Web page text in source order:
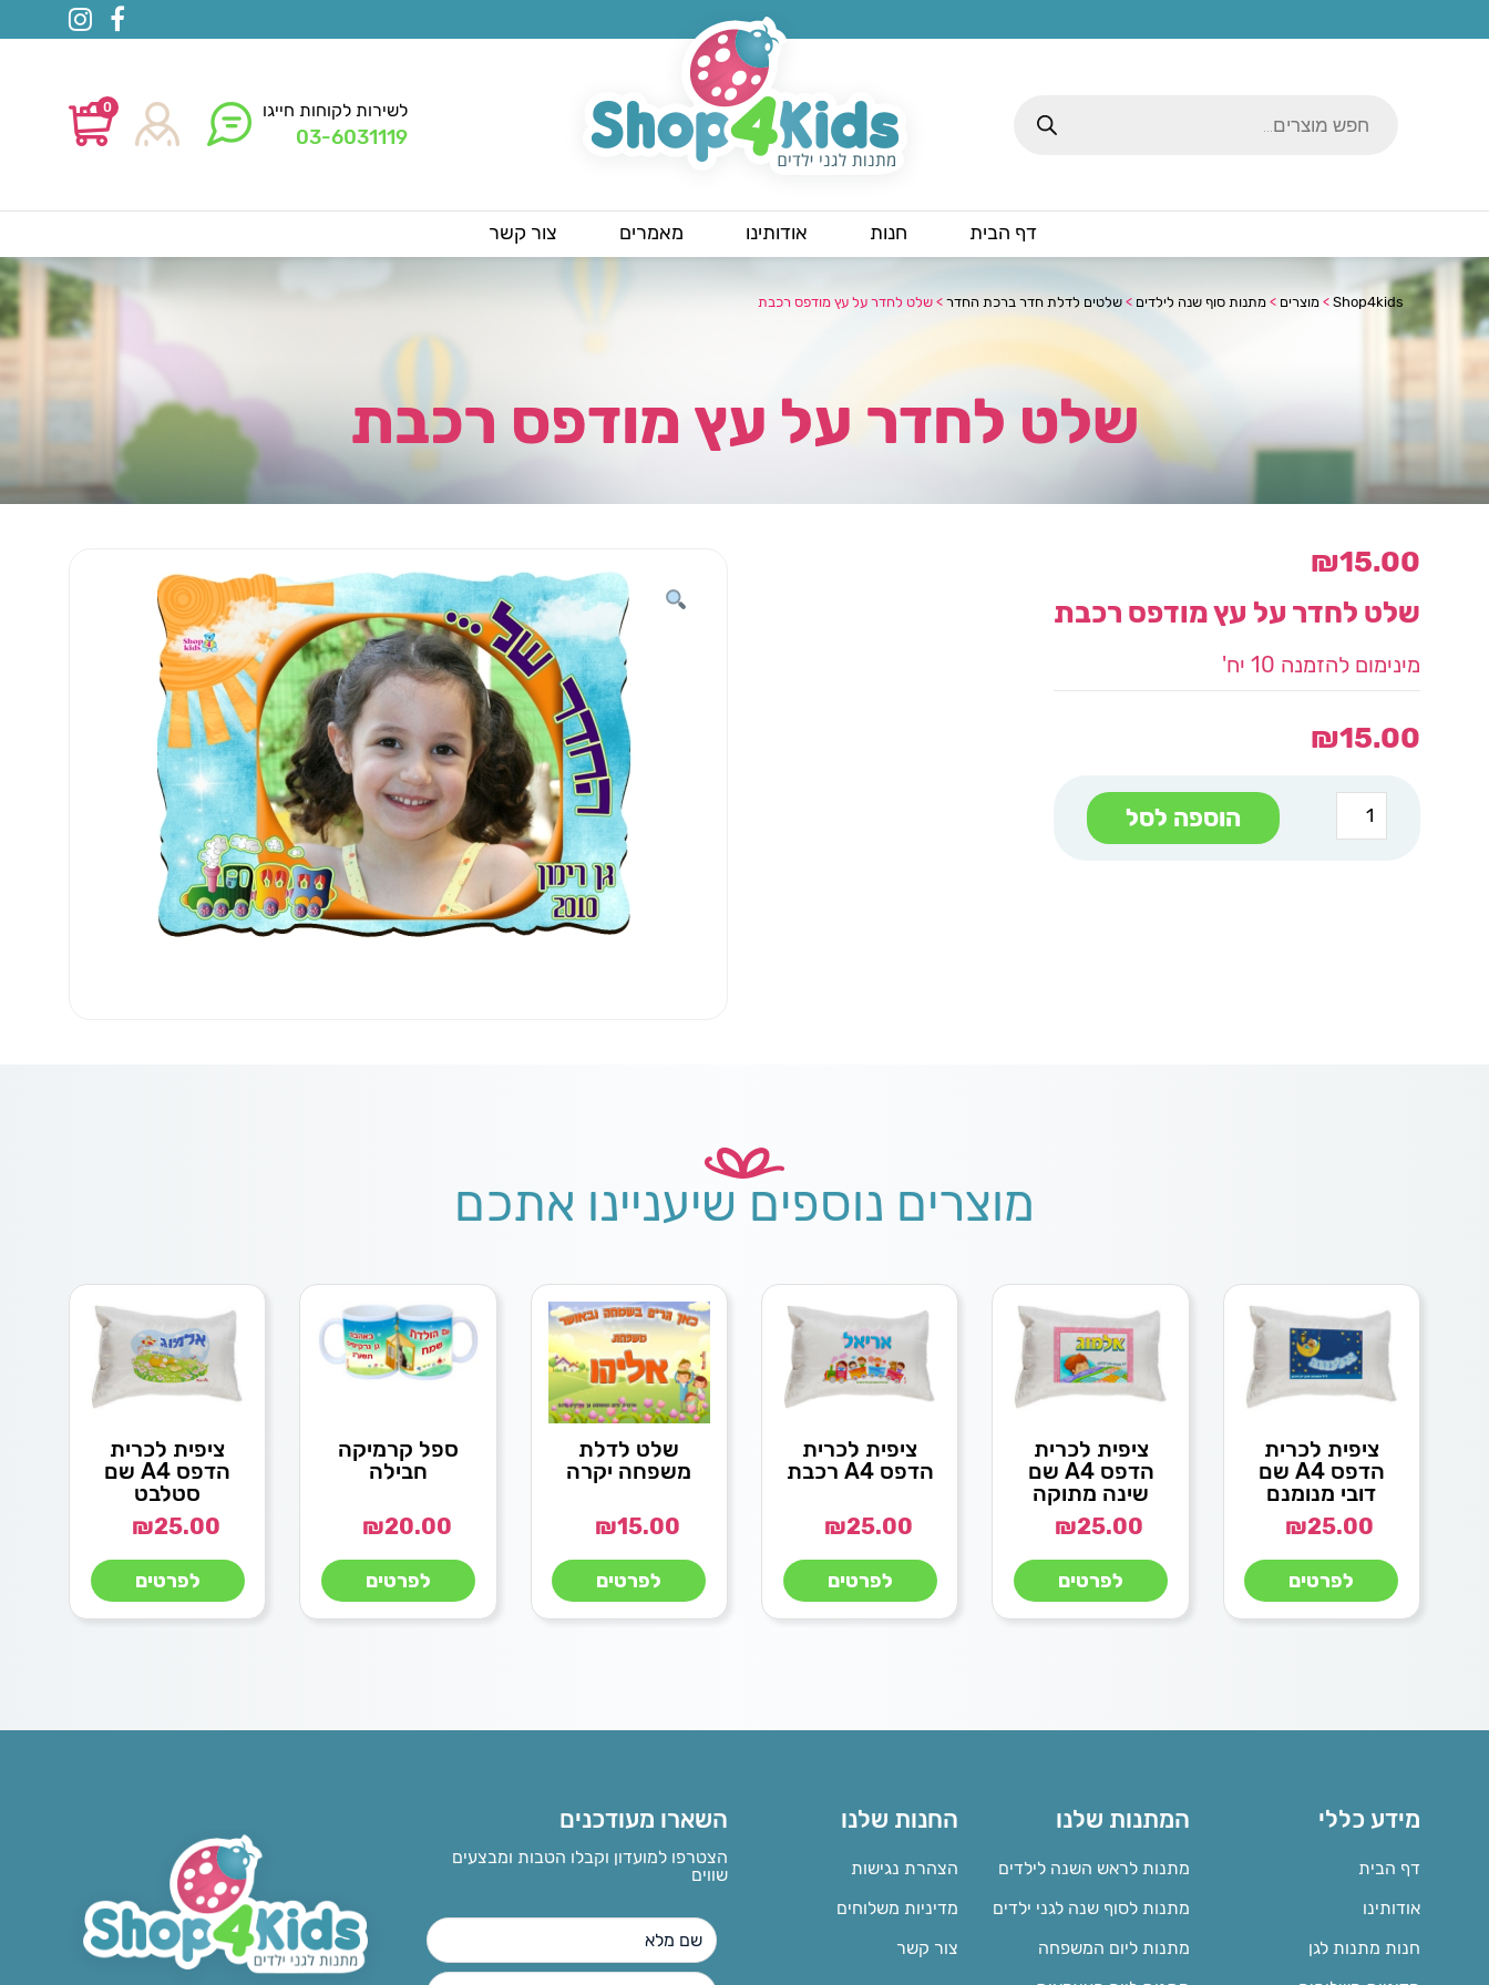
search
לשירות לקוחות חייגו
03-6031119
0
דף הבית חנות אודותינו מאמרים צור קשר
Shop4kids
> מוצרים > מתנות סוף שנה לילדים > שלטים לדלת חדר ברכת החדר > שלט לחדר על עץ מודפס רכבת
שלט לחדר על עץ מודפס רכבת
₪15.00
שלט לחדר על עץ מודפס רכבת
מינימום להזמנה 10 יח'
₪15.00
כמות
של
שלט
הוספה לסל
מוצרים נוספים שיעניינו אתכם
ציפית לכרית
הדפס A4 שם
דובי מנומנם
₪25.00
לפרטים
ציפית לכרית
הדפס A4 שם
שינה מתוקה
₪25.00
לפרטים
ציפית לכרית
הדפס A4 רכבת
₪25.00
לפרטים
שלט לדלת
משפחה יקרה
₪15.00
לפרטים
ספל קרמיקה
חבילה
₪20.00
לפרטים
ציפית לכרית
הדפס A4 שם
סטלבט
₪25.00
לפרטים
מידע כללי
דף הבית
אודותינו
חנות מתנות לגן
המתנות שלנו
מתנות לראש השנה לילדים
מתנות לסוף שנה לגני ילדים
מתנות ליום המשפחה
החנות שלנו
הצהרת נגישות
מדיניות משלוחים
צור קשר
השארו מעודכנים
הצטרפו למועדון וקבלו הטבות ומבצעים
שווים